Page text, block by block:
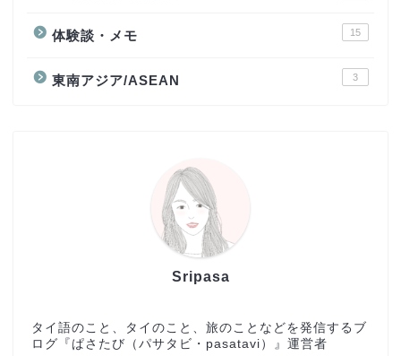
体験談・メモ 15
東南アジア/ASEAN 3
Sripasa
タイ語のこと、タイのこと、旅のことなどを発信するブ
ログ『ぱさたび（パサタビ・pasatavi）』運営者